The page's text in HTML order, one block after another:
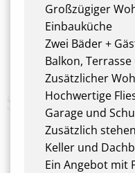
Großzügiger
Einbauküche
Zwei Bäder +
Balkon,
Zusätzlicher
Hochwertige
Garage und
Zusätzlich
Keller und
Ein Angebot mit